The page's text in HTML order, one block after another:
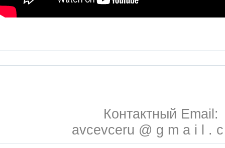
Контактный Email:
avcevceru @ g m a i l .